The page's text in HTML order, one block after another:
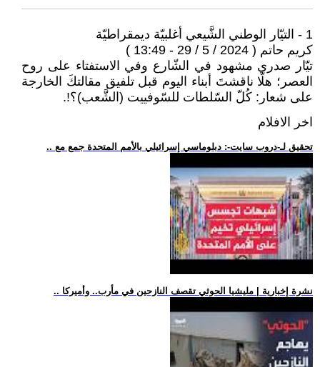
1 - التيّار الوطني الشَّيعي أغلبيّة ديمقراطيّة
كريم حاتم ( 2024 / 5 / 29 - 13:49 )
تيّار صدري مشهود في الشّارع وفي الاستفتاء على روح
العصر؛ هلّا ناقشتَ أبناء اليوم قبل تلفيق مقالتكَ الخارجة
على شعار: كُلّ السّلطات للسّوفييت (الشَّعب)؟!.
اخر الافلام
.. تحقيق لـ-دروب سايت-: دبلوماسي إسرائيلي بالأمم المتحدة جمع مع
.. نشرة إخبارية | مليشيا الحوثي تقصف النازحين في مأرب.. وأميركا